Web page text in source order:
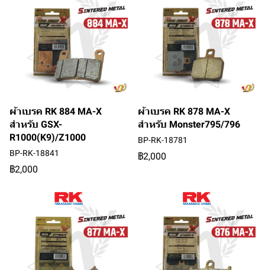
ผ้าเบรค RK 884 MA-X
สำหรับ GSX-
R1000(K9)/Z1000
BP-RK-18841
฿2,000
ผ้าเบรค RK 878 MA-X
สำหรับ Monster795/796
BP-RK-18781
฿2,000